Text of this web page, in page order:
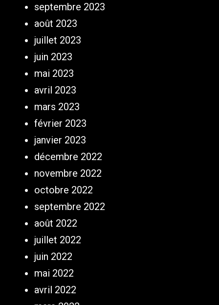
septembre 2023
août 2023
juillet 2023
juin 2023
mai 2023
avril 2023
mars 2023
février 2023
janvier 2023
décembre 2022
novembre 2022
octobre 2022
septembre 2022
août 2022
juillet 2022
juin 2022
mai 2022
avril 2022